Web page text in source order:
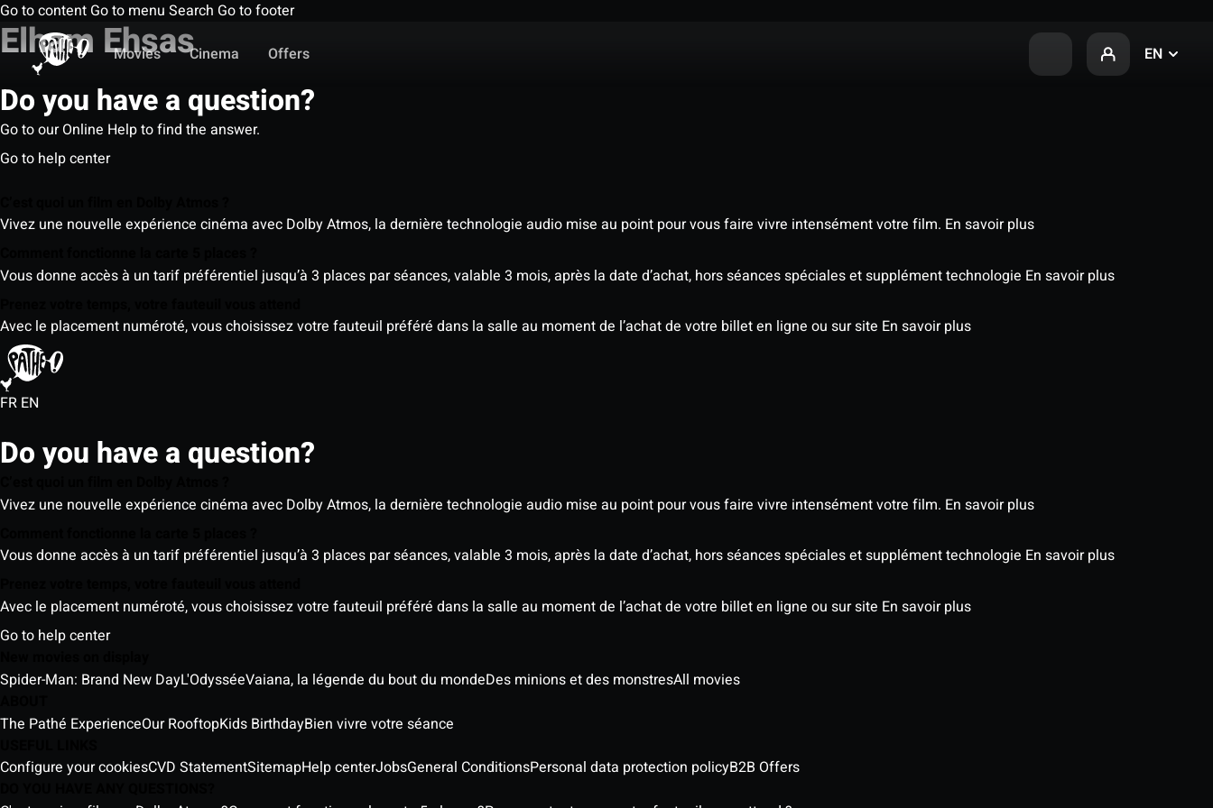
Go to content Go to menu Search Go to footer
Movies
Cinema Offers EN
Elham Ehsas
Do you have a question?
Go to our Online Help to find the answer.
Go to help center
Vivez une nouvelle expérience cinéma avec Dolby Atmos, la dernière technologie audio mise au point pour vous faire vivre intensément votre film. En savoir plus
Vous donne accès à un tarif préférentiel jusqu’à 3 places par séances, valable 3 mois, après la date d’achat, hors séances spéciales et supplément technologie En savoir plus
Avec le placement numéroté, vous choisissez votre fauteuil préféré dans la salle au moment de l’achat de votre billet en ligne ou sur site En savoir plus
FR EN
Do you have a question?
Vivez une nouvelle expérience cinéma avec Dolby Atmos, la dernière technologie audio mise au point pour vous faire vivre intensément votre film. En savoir plus
Vous donne accès à un tarif préférentiel jusqu’à 3 places par séances, valable 3 mois, après la date d’achat, hors séances spéciales et supplément technologie En savoir plus
Avec le placement numéroté, vous choisissez votre fauteuil préféré dans la salle au moment de l’achat de votre billet en ligne ou sur site En savoir plus
Go to help center
Spider-Man: Brand New DayL'OdysséeVaiana, la légende du bout du mondeDes minions et des monstresAll movies
The Pathé ExperienceOur RooftopKids BirthdayBien vivre votre séance
Configure your cookiesCVD StatementSitemapHelp centerJobsGeneral ConditionsPersonal data protection policyB2B Offers